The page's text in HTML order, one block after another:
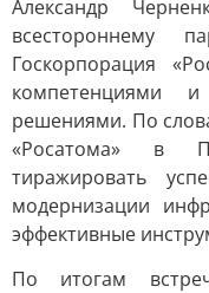
Александр
всестороннему
Госкорпорация
компетенциями и
решениями. По
«Росатома» в
тиражировать
модернизации
эффективные
По итогам